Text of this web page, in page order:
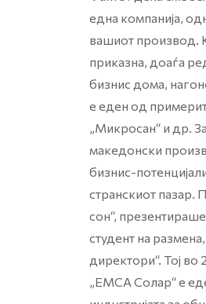
една компанија,
вашиот производ.
приказна, доаѓа
бизнис дома,
е еден од
„Микросан“ и др.
македонски
бизнис-
странскиот пазар.
сон“,
студент на
директори“. Тој
„ЕМСА Солар“ е